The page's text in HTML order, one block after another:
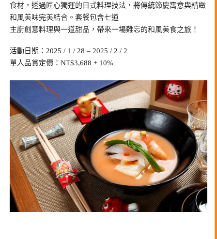
食材，透過匠心獨運的日式料理技法，將傳統節慶寓意與精緻
和風美味完美結合。套餐包含七道
主廚創意料理與一道甜品，帶來一場難忘的和風美食之旅！
活動日期：2025 / 1 / 28 – 2025 / 2 / 2
單人品賞定價：NT$3,688 + 10%